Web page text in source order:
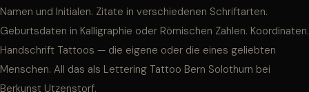
Namen und Initialen. Zitate in verschiedenen Schriftarten.
Geburtsdaten in Kalligraphie oder Römischen Zahlen. Koordinaten.
Handschrift Tattoos — die eigene oder die eines geliebten
Menschen. All das als Lettering Tattoo Bern Solothurn bei
Berkunst Utzenstorf.